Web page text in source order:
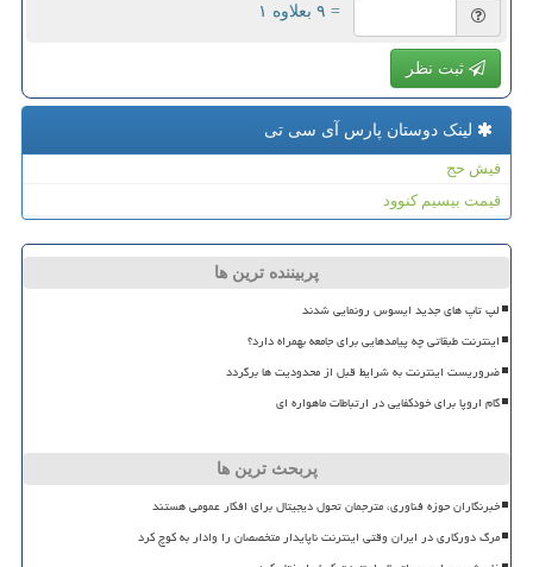
= ۹ بعلاوه ۱
ثبت نظر
لینک دوستان پارس آی سی تی
فیش حج
قیمت بیسیم کنوود
پربیننده ترین ها
لپ تاپ های جدید ایسوس رونمایی شدند
اینترنت طبقاتی چه پیامدهایی برای جامعه بهمراه دارد؟
ضروریست اینترنت به شرایط قبل از محدودیت ها برگردد
گام اروپا برای خودکفایی در ارتباطات ماهواره ای
پربحث ترین ها
خبرنگاران حوزه فناوری، مترجمان تحول دیجیتال برای افکار عمومی هستند
مرگ دورکاری در ایران وقتی اینترنت ناپایدار متخصصان را وادار به کوچ کرد